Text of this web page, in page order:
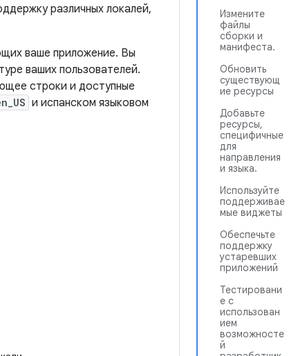
Измените
файлы
сборки и
манифеста.
Обновить
существующ
ие ресурсы
Добавьте
ресурсы,
специфичные
для
направления
и языка.
Используйте
поддерживае
мые виджеты
Обеспечьте
поддержку
устаревших
приложений
Тестировани
е с
использован
ием
возможносте
й
различных локалей,
ваше приложение. Вы
ваших пользователей.
строки и доступные
и испанском языковом